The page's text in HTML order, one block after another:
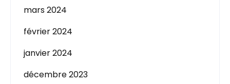
mars 2024
février 2024
janvier 2024
décembre 2023